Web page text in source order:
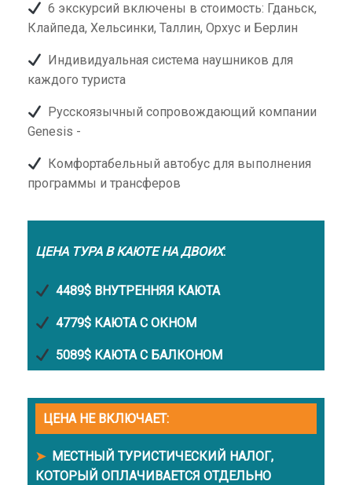
6 экскурсий включены в стоимость: Гданьск,
Клайпеда, Хельсинки, Таллин, Орхус и Берлин
Индивидуальная система наушников для
каждого туриста
Русскоязычный сопровождающий компании
Genesis -
Комфортабельный автобус для выполнения
программы и трансферов
ЦЕНА ТУРА В КАЮТЕ НА ДВОИХ:
4489$ ВНУТРЕННЯЯ КАЮТА
4779$ КАЮТА С ОКНОМ
5089$ КАЮТА С БАЛКОНОМ
ЦЕНА НЕ ВКЛЮЧАЕТ:
➤ МЕСТНЫЙ ТУРИСТИЧЕСКИЙ НАЛОГ,
КОТОРЫЙ ОПЛАЧИВАЕТСЯ ОТДЕЛЬНО